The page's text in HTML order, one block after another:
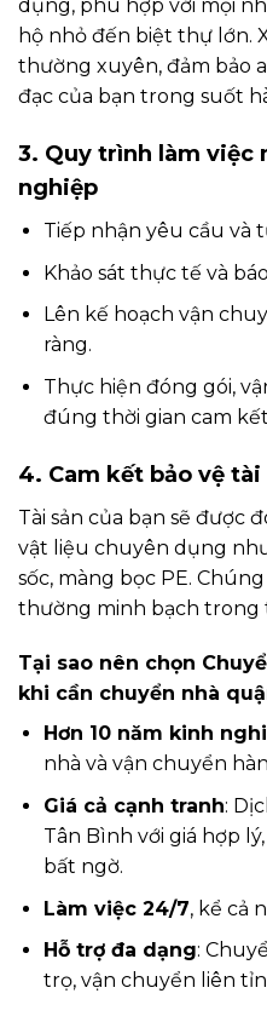
dụng, phù hợp với mọi
hộ nhỏ đến biệt thự lớn.
thường xuyên, đảm bảo
đạc của bạn trong suốt
3. Quy trình làm việc
nghiệp
Tiếp nhận yêu cầu và
Khảo sát thực tế và
Lên kế hoạch vận
ràng.
Thực hiện đóng gói,
đúng thời gian cam
4. Cam kết bảo vệ tài
Tài sản của bạn sẽ được
vật liệu chuyên dụng
sốc, màng bọc PE.
thường minh bạch trong
Tại sao nên chọn
khi cần chuyển nhà
Hơn 10 năm kinh
nhà và vận chuyển
Giá cả cạnh tranh:
Tân Bình với giá hợp
bất ngờ.
Làm việc 24/7, kể cả
Hỗ trợ đa dạng:
trọ, vận chuyển liên